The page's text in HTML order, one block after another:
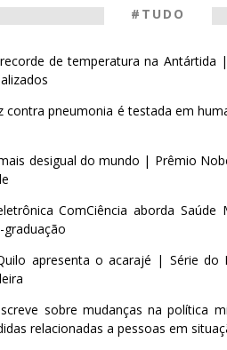
#TUDO
de temperatura na Antártida
contra pneumonia é testada em
desigual do mundo | Prêmio
ComCiência aborda
graduação
apresenta o acarajé | Série
sobre mudanças na política
relacionadas a pessoas em